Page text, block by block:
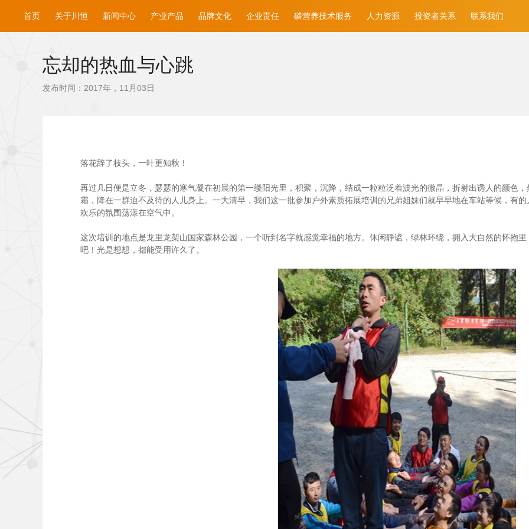
首页 关于川恒 新闻中心 产业产品 品牌文化 企业责任 磷营养技术服务 人力资源 投资者关系 联系我们
忘却的热血与心跳
发布时间：2017年，11月03日
落花辞了枝头，一叶更知秋！
再过几日便是立冬，瑟瑟的寒气凝在初晨的第一缕阳光里，积聚，沉降，结成一粒粒泛着波光的微晶，折射出诱人的颜色
霜，降在一群迫不及待的人儿身上。一大清早，我们这一批参加户外素质拓展培训的兄弟姐妹们就早早地在车站等候，有
欢乐的氛围荡漾在空气中。
这次培训的地点是龙里龙架山国家森林公园，一个听到名字就感觉幸福的地方。休闲静谧，绿林环绕，拥入大自然的怀抱
吧！光是想想，都能受用许久了。